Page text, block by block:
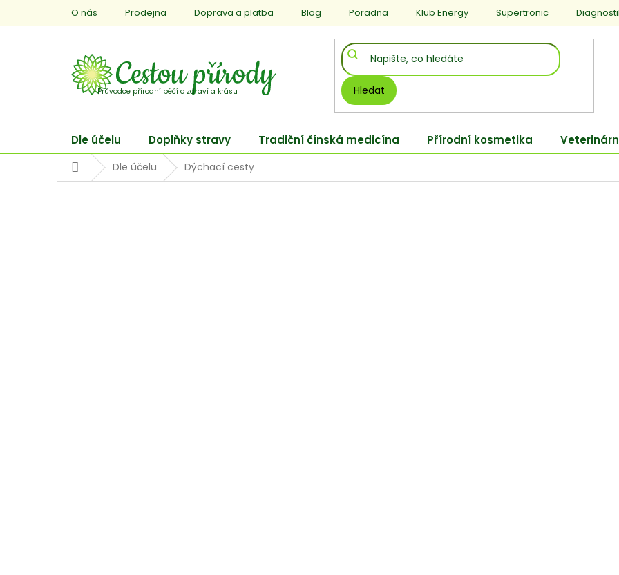
O nás Prodejna Doprava a platba Blog Poradna Klub Energy Supertronic
Hledat
Dle účelu Doplňky stravy Tradiční čínská medicína Přírodní kosmetika
DomůDle účelu Dýchací cesty